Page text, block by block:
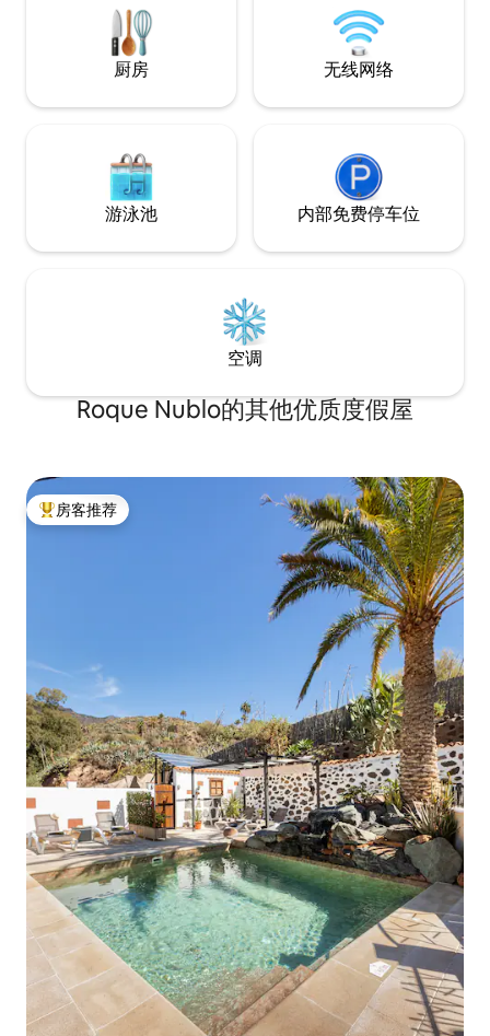
厨房 无线网络
游泳池 内部免费停车位
空调
Roque Nublo的其他优质度假屋
热门「房客推荐」
房客推荐